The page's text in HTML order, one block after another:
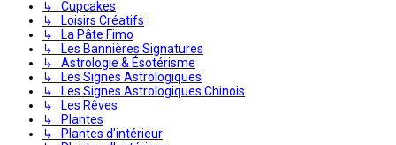
↳ Cupcakes
↳ Loisirs Créatifs
↳ La Pâte Fimo
↳ Les Bannières Signatures
↳ Astrologie & Ésotérisme
↳ Les Signes Astrologiques
↳ Les Signes Astrologiques Chinois
↳ Les Rêves
↳ Plantes
↳ Plantes d'intérieur